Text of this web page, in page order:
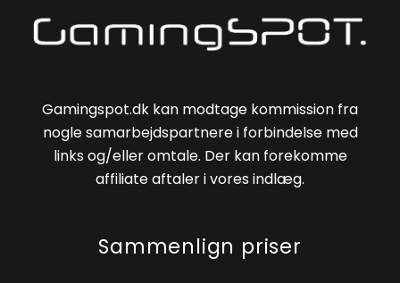
Gamingspot.dk kan modtage kommission fra
nogle samarbejdspartnere i forbindelse med
links og/eller omtale. Der kan forekomme
affiliate aftaler i vores indlæg.
Sammenlign priser